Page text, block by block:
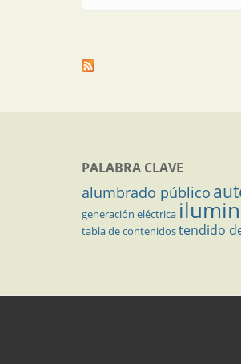
PALABRA CLAVE
alumbrado público
generación eléctrica
tabla de contenidostendido